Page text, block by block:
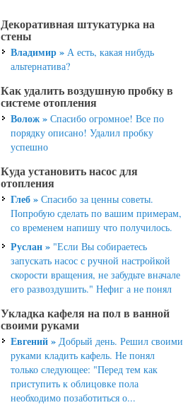
Декоративная штукатурка на
стены
Владимир »А есть, какая нибудь
альтернатива?
Как удалить воздушную пробку в
системе отопления
Волож »Спасибо огромное! Все по
порядку описано! Удалил пробку
успешно
Куда установить насос для
отопления
Глеб »Спасибо за ценны советы.
Попробую сделать по вашим примерам,
со временем напишу что получилось.
Руслан »"Если Вы собираетесь
запускать насос с ручной настройкой
скорости вращения, не забудьте вначале
его развоздушить." Нефиг а не понял
Укладка кафеля на пол в ванной
своими руками
Евгений »Добрый день. Решил своими
руками кладить кафель. Не понял
только следующее: "Перед тем как
приступить к облицовке пола
необходимо позаботиться о...